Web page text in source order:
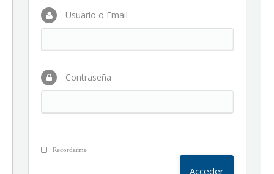
Usuario o Email
Contraseña
Recordarme